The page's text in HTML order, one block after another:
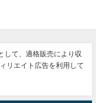
して、適格販売により収
リエイト広告を利用して